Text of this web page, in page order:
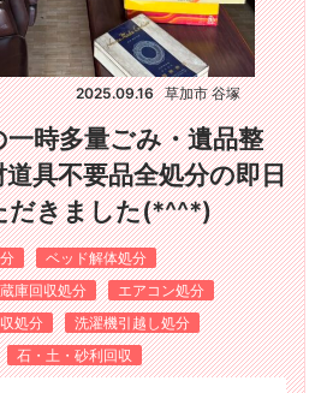
2025.09.16 草加市 谷塚
時多量ごみ・遺品整
具不要品全処分の即日
だきました(*^^*)
ベッド解体処分
庫回収処分
エアコン処分
処分
洗濯機引越し処分
石・土・砂利回収